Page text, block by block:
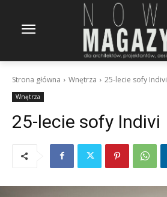
Strona główna Wnętrza 25-lecie sofy Indivi
Wnętrza
25-lecie sofy Indivi